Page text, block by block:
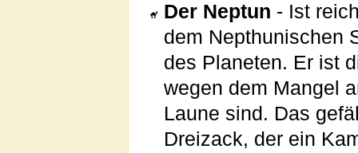
Der Neptun - Ist
dem Nepthunischen
des Planeten. Er ist
wegen dem Mangel
Laune sind. Das
Dreizack, der ein